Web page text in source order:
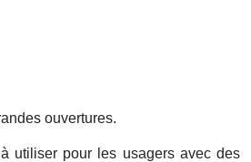
ouvertures.
utiliser pour les usagers avec des